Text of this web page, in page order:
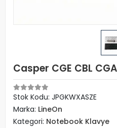
Casper CGE CBL
Stok Kodu: JPGKWXASZE
Marka: LineOn
Kategori: Notebook Klavye